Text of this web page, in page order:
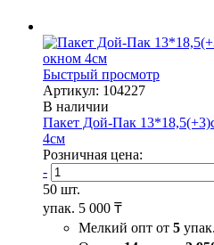
Быстрый просмотр
Артикул: 104227
В наличии
Пакет Дой-Пак
4см
Розничная цена:
-
50 шт.
упак. 5 000 ₸
Мелкий опт от 5